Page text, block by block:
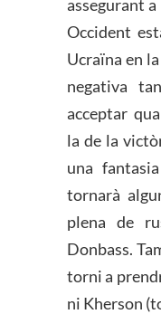
assegurant
Occident
Ucraïna en
negativa
acceptar
la de la
una
tornarà
plena de
Donbass.
torni a
ni Kherson